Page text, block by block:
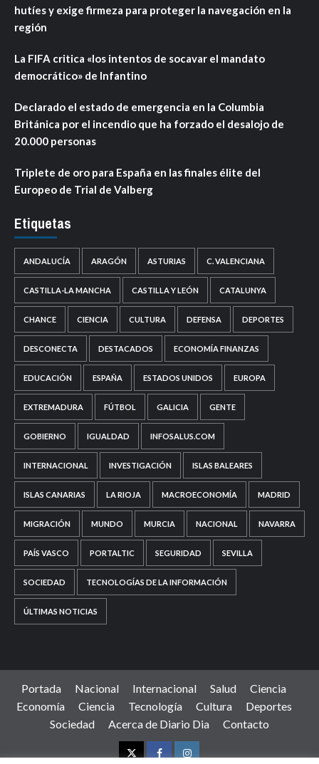
hutíes y exige firmeza para proteger la navegación en la
región
La FIFA critica «los intentos de socavar el mandato
democrático» de Infantino
Declarado el estado de emergencia en la Columbia
Británica por el incendio que ha forzado el desalojo de
20.000 personas
Triplete de oro para España en las finales élite del
Europeo de Trial de Valberg
Etiquetas
ANDALUCÍA ARAGÓN ASTURIAS C. VALENCIANA
CASTILLA-LA MANCHA CASTILLA Y LEÓN CATALUNYA
CHANCE CIENCIA CULTURA DEFENSA DEPORTES
DESCONECTA DESTACADOS ECONOMÍA FINANZAS
EDUCACIÓN ESPAÑA ESTADOS UNIDOS EUROPA
EXTREMADURA FÚTBOL GALICIA GENTE
GOBIERNO IGUALDAD INFOSALUS.COM
INTERNACIONAL INVESTIGACIÓN ISLAS BALEARES
ISLAS CANARIAS LA RIOJA MACROECONOMÍA MADRID
MIGRACIÓN MUNDO MURCIA NACIONAL NAVARRA
PAÍS VASCO PORTALTIC SEGURIDAD SEVILLA
SOCIEDAD TECNOLOGÍAS DE LA INFORMACIÓN
ÚLTIMAS NOTICIAS
Portada Nacional Internacional Salud
Ciencia
Economía
Ciencia Tecnología Cultura
Deportes
Sociedad
Acerca de Diario Dia Contacto